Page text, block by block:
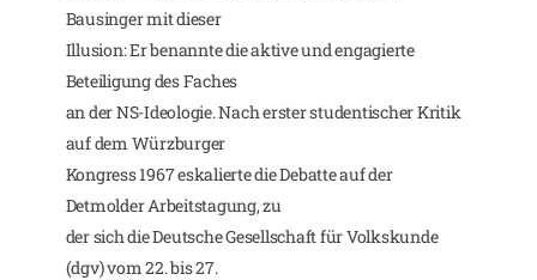
Bausinger mit dieser
Illusion: Er benannte die aktive und engagierte
Beteiligung des Faches
an der NS-Ideologie. Nach erster studentischer Kritik
auf dem Würzburger
Kongress 1967 eskalierte die Debatte auf der
Detmolder Arbeitstagung, zu
der sich die Deutsche Gesellschaft für Volkskunde
(dgv) vom 22. bis 27.